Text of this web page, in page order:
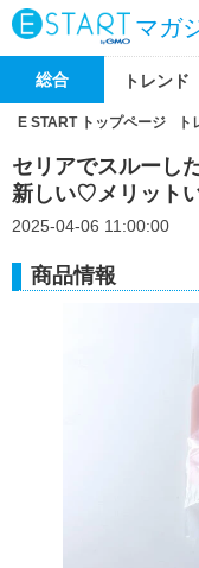
マガ
総合 トレンド
E START トップページ
セリアでスルーし
新しい♡メリット
2025-04-06 11:00:00
商品情報